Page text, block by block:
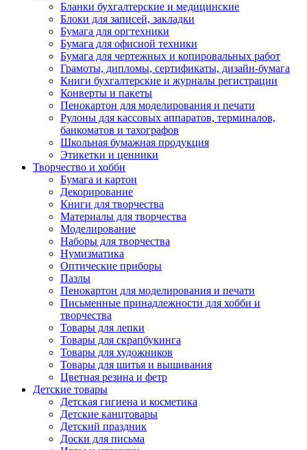
Бланки бухгалтерские и медицинские
Блоки для записей, закладки
Бумага для оргтехники
Бумага для офисной техники
Бумага для чертежных и копировальных работ
Грамоты, дипломы, сертификаты, дизайн-бумага
Книги бухгалтерские и журналы регистрации
Конверты и пакеты
Пенокартон для моделирования и печати
Рулоны для кассовых аппаратов, терминалов,
банкоматов и тахографов
Школьная бумажная продукция
Этикетки и ценники
Творчество и хобби
Бумага и картон
Декорирование
Книги для творчества
Материалы для творчества
Моделирование
Наборы для творчества
Нумизматика
Оптические приборы
Пазлы
Пенокартон для моделирования и печати
Письменные принадлежности для хобби и
творчества
Товары для лепки
Товары для скрапбукинга
Товары для художников
Товары для шитья и вышивания
Цветная резина и фетр
Детские товары
Детская гигиена и косметика
Детские канцтовары
Детский праздник
Доски для письма